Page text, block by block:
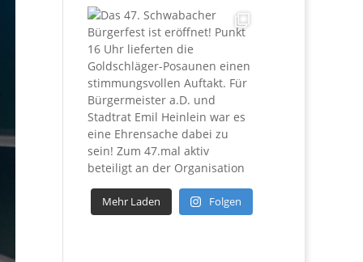
Mehr Laden Folgen